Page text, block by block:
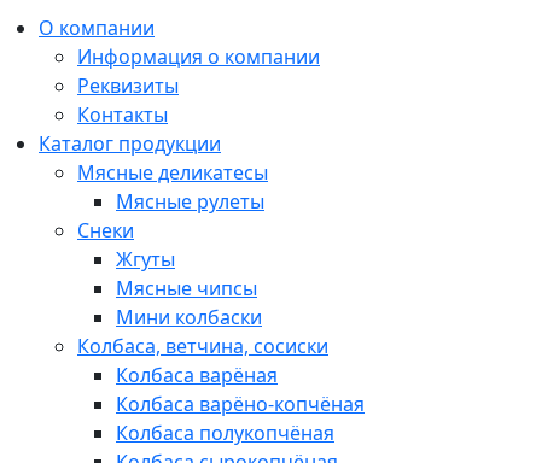
О компании
Информация о компании
Реквизиты
Контакты
Каталог продукции
Мясные деликатесы
Мясные рулеты
Снеки
Жгуты
Мясные чипсы
Мини колбаски
Колбаса, ветчина, сосиски
Колбаса варёная
Колбаса варёно-копчёная
Колбаса полукопчёная